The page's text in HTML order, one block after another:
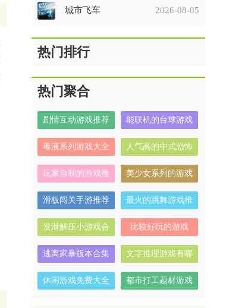
城市飞车 2026-08-05
热门排行
热门聚合
剧情互动游戏推荐 能联机的台球游戏
毒液系列游戏大全
人气高的中式恐怖
解谜游戏有哪些
玩家自制的游戏推
荐
美少女系列的游戏
有哪些
滑板闯关手游推荐
最火的跳舞游戏推
荐
发泄解压小游戏合
集
比较好玩的游戏
逃离家暴版本合集
文字推理游戏有哪
些
休闲游戏免费大全
都市打工题材游戏